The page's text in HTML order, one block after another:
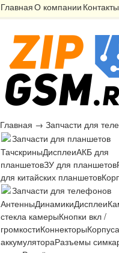
ГлавнаяО компании Контакты
Главная → Запчасти для
Запчасти для планшетов
ТачскриныДисплеиАКБ для
планшетовЗУ для планшетов
для китайских планшетов
Запчасти для телефонов
АнтенныДинамикиДисплеи
стекла камерыКнопки вкл /
громкостиКоннекторыКорпуса
аккумулятораРазъемы